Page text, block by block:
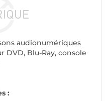
audionumériques
Blu-Ray, console
: